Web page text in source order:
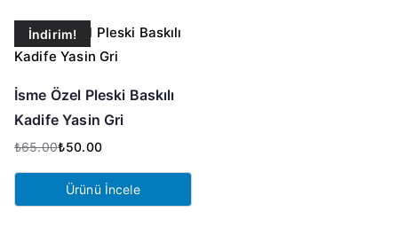
İndirim!
İsme Özel Pleski Baskılı
Kadife Yasin Gri
₺65.00
Orijinal
fiyat:
₺65.00.
₺50.00
Şu
andaki
fiyat:
Ürünü İncele